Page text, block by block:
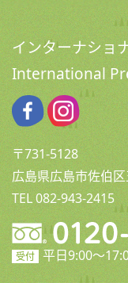
インターナショ
International
〒731-5128
広島県広島市佐伯
TEL 082-943-2415
受付 平日9:00〜